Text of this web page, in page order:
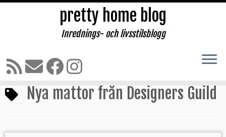
Hoppa
till
pretty home blog
Inrednings- och livsstilsblogg
Hem » Nya mattor från Designers Guild
Nya mattor från Designers Guild